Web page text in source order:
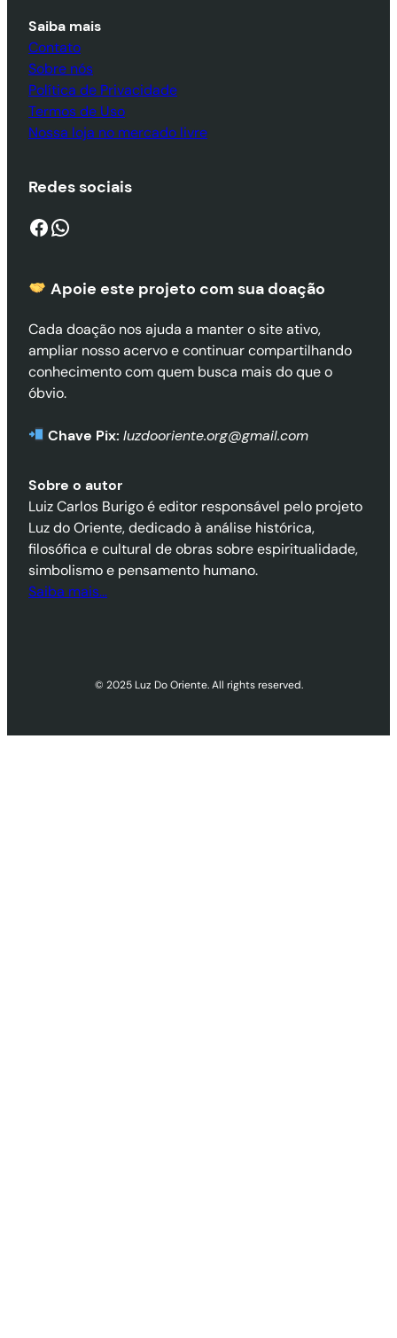
Saiba mais
Contato
Sobre nós
Política de Privacidade
Termos de Uso
Nossa loja no mercado livre
Redes sociais
Facebook WhatsApp
Apoie este projeto com sua doação
Cada doação nos ajuda a manter o site ativo,
ampliar nosso acervo e continuar compartilhando
conhecimento com quem busca mais do que o
óbvio.
Chave Pix: luzdooriente.org@gmail.com
Sobre o autor
Luiz Carlos Burigo é editor responsável pelo projeto
Luz do Oriente, dedicado à análise histórica,
filosófica e cultural de obras sobre espiritualidade,
simbolismo e pensamento humano.
Saiba mais…
© 2025 Luz Do Oriente. All rights reserved.